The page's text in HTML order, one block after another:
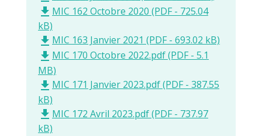
file_download MIC 162 Octobre 2020 (PDF - 725.04
kB)
file_download MIC 163 Janvier 2021 (PDF - 693.02 kB)
file_download MIC 170 Octobre 2022.pdf (PDF - 5.1
MB)
file_download MIC 171 Janvier 2023.pdf (PDF - 387.55
kB)
file_download MIC 172 Avril 2023.pdf (PDF - 737.97
kB)